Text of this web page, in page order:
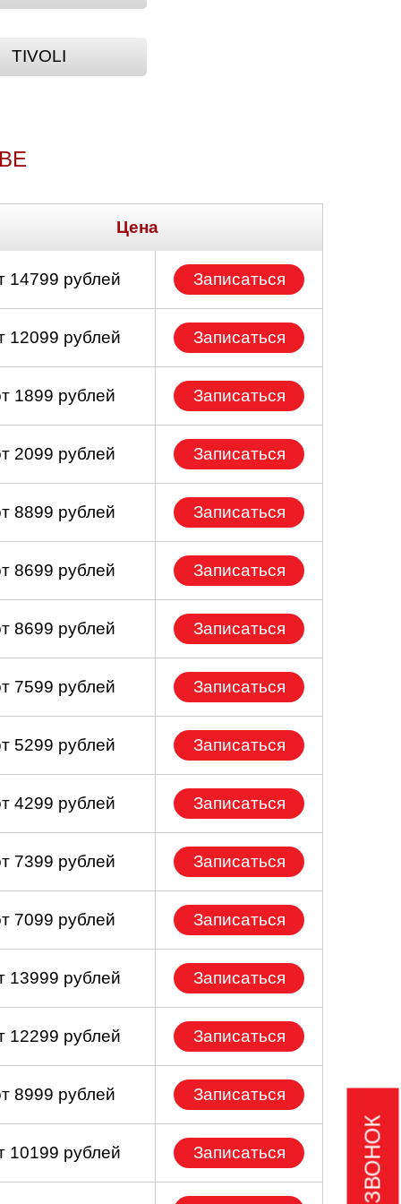
TIVOLI
Цена
14799 рублей Записаться
12099 рублей Записаться
1899 рублей Записаться
2099 рублей Записаться
8899 рублей Записаться
8699 рублей Записаться
8699 рублей Записаться
7599 рублей Записаться
5299 рублей Записаться
4299 рублей Записаться
7399 рублей Записаться
7099 рублей Записаться
13999 рублей Записаться
12299 рублей Записаться
8999 рублей Записаться
10199 рублей Записаться